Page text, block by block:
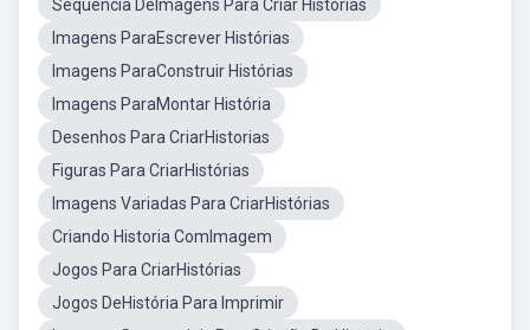
Sequencia DeImagens Para Criar Historias
Imagens ParaEscrever Histórias
Imagens ParaConstruir Histórias
Imagens ParaMontar História
Desenhos Para CriarHistorias
Figuras Para CriarHistórias
Imagens Variadas Para CriarHistórias
Criando Historia ComImagem
Jogos Para CriarHistórias
Jogos DeHistória Para Imprimir